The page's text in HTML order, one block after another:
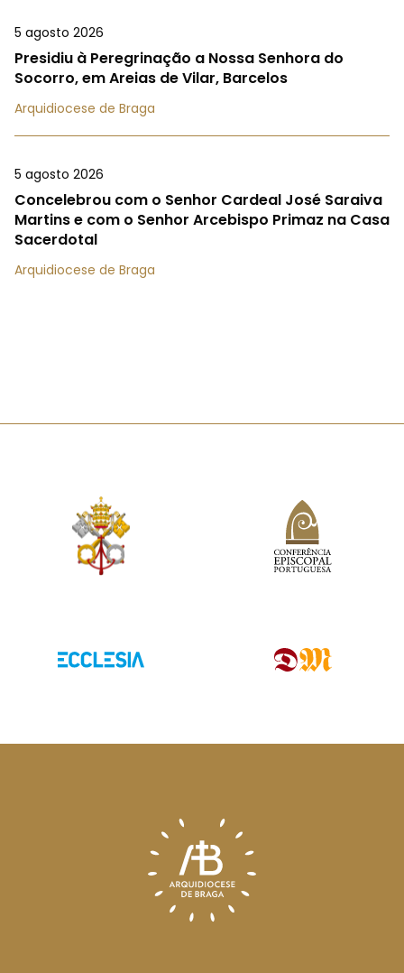
5 agosto 2026
Presidiu à Peregrinação a Nossa Senhora do
Socorro, em Areias de Vilar, Barcelos
Arquidiocese de Braga
5 agosto 2026
Concelebrou com o Senhor Cardeal José Saraiva
Martins e com o Senhor Arcebispo Primaz na Casa
Sacerdotal
Arquidiocese de Braga